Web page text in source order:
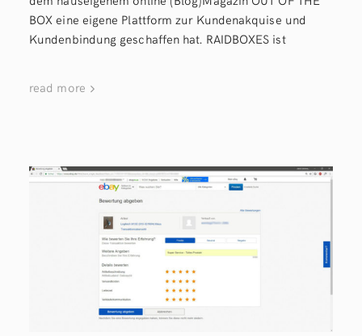
BOX eine eigene Plattform zur Kundenakquise und
Kundenbindung geschaffen hat. RAIDBOXES ist
read more